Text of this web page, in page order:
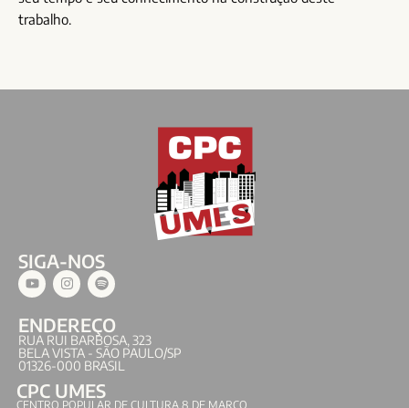
trabalho.
SIGA-NOS
ENDEREÇO
RUA RUI BARBOSA, 323
BELA VISTA - SÃO PAULO/SP
01326-000 BRASIL
CPC UMES
CENTRO POPULAR DE CULTURA 8 DE MARÇO